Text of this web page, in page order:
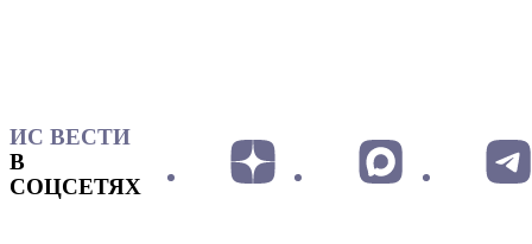
ИС ВЕСТИ
В
СОЦСЕТЯХ